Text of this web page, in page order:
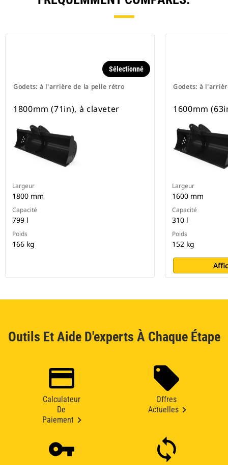
Godets: à l'arrière de la pelle rétro
Sélectionné
1800mm (71in), à claveter
Largeur
1800 mm
Capacité
799 l
Poids
166 kg
Godets: à
1600mm
Largeur
1600 mm
Capacité
310 l
Poids
152 kg
Outils Et Aide D'experts À Chaque Étape
Calculateur
De
Paiement
Offres
Actuelles